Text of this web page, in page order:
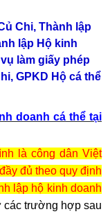
doanh cá thể tại
là công dân Việt
đủ theo quy định
lập hộ kinh doanh
các trường hợp sau